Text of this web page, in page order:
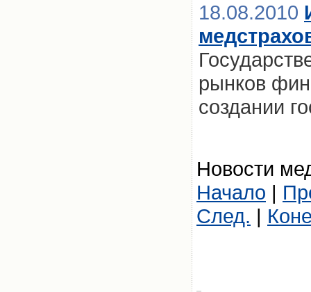
18.08.2010
рынков
создании
Новости
Начало |
След. |